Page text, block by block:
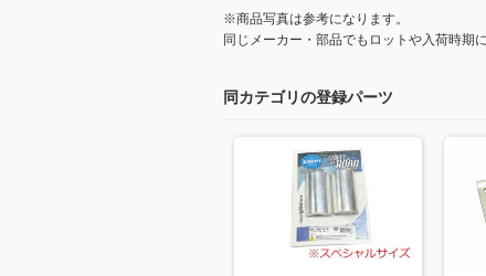
※商品写真は参考になります。
同じメーカー・部品でもロットや入荷時期
同カテゴリの登録パーツ